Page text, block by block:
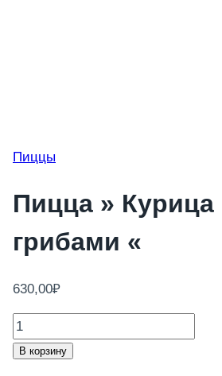
Пиццы
Пицца » Курица
грибами «
630,00₽
Количество
товара
В корзину